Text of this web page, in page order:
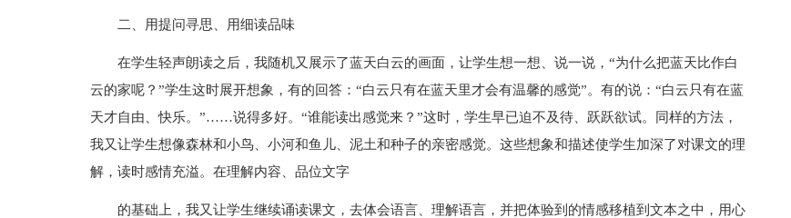
二、用提问寻思、用细读品味
在学生轻声朗读之后，我随机又展示了蓝天白云的画面，让学生想一想、说一说，“为什么把蓝天比作白
云的家呢？”学生这时展开想象，有的回答：“白云只有在蓝天里才会有温馨的感觉”。有的说：“白云只有在蓝
天才自由、快乐。”……说得多好。“谁能读出感觉来？”这时，学生早已迫不及待、跃跃欲试。同样的方法，
我又让学生想像森林和小鸟、小河和鱼儿、泥土和种子的亲密感觉。这些想象和描述使学生加深了对课文的理
解，读时感情充溢。在理解内容、品位文字
的基础上，我又让学生继续诵读课文，去体会语言、理解语言，并把体验到的情感移植到文本之中，用心